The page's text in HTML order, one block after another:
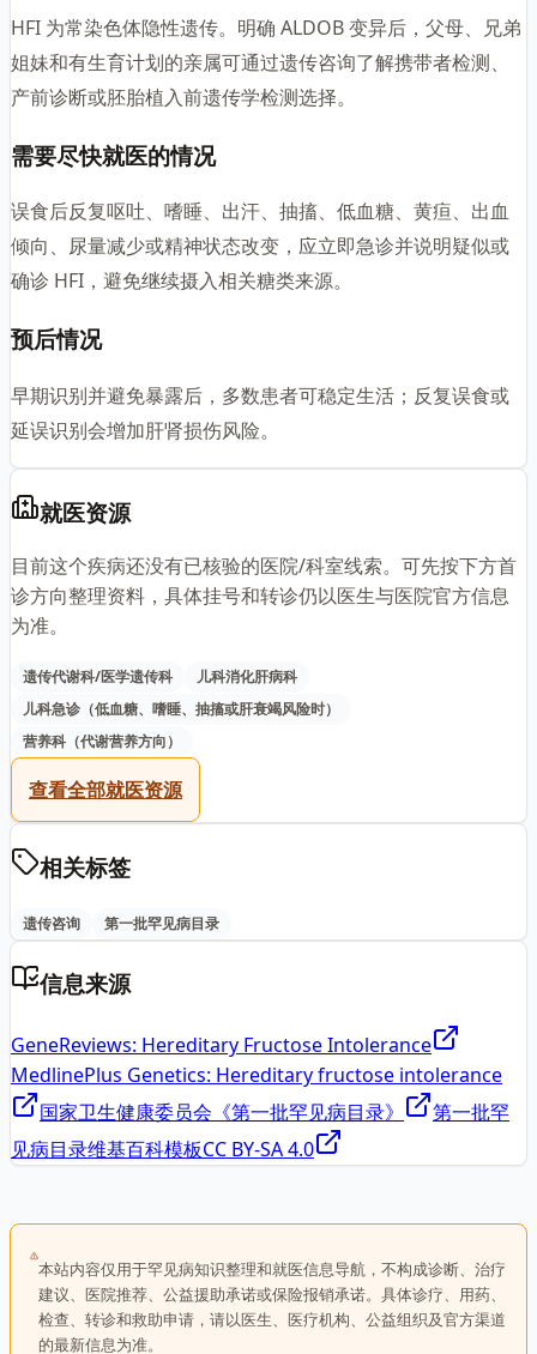
HFI 为常染色体隐性遗传。明确 ALDOB 变异后，父母、兄弟
姐妹和有生育计划的亲属可通过遗传咨询了解携带者检测、
产前诊断或胚胎植入前遗传学检测选择。
需要尽快就医的情况
误食后反复呕吐、嗜睡、出汗、抽搐、低血糖、黄疸、出血
倾向、尿量减少或精神状态改变，应立即急诊并说明疑似或
确诊 HFI，避免继续摄入相关糖类来源。
预后情况
早期识别并避免暴露后，多数患者可稳定生活；反复误食或
延误识别会增加肝肾损伤风险。
就医资源
目前这个疾病还没有已核验的医院/科室线索。可先按下方首
诊方向整理资料，具体挂号和转诊仍以医生与医院官方信息
为准。
遗传代谢科/医学遗传科
儿科消化肝病科
儿科急诊（低血糖、嗜睡、抽搐或肝衰竭风险时）
营养科（代谢营养方向）
查看全部就医资源
相关标签
遗传咨询 第一批罕见病目录
信息来源
GeneReviews: Hereditary Fructose Intolerance
MedlinePlus Genetics: Hereditary fructose intolerance
国家卫生健康委员会《第一批罕见病目录》
第一批罕
见病目录维基百科模板CC BY-SA 4.0
本站内容仅用于罕见病知识整理和就医信息导航，不构成诊断、治疗
建议、医院推荐、公益援助承诺或保险报销承诺。具体诊疗、用药、
检查、转诊和救助申请，请以医生、医疗机构、公益组织及官方渠道
的最新信息为准。